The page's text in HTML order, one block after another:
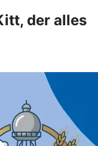
der alles